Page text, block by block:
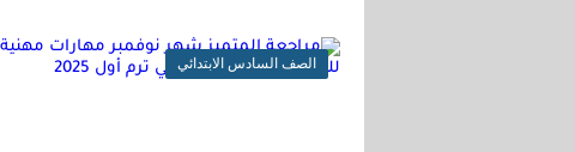
الصف السادس الابتدائي